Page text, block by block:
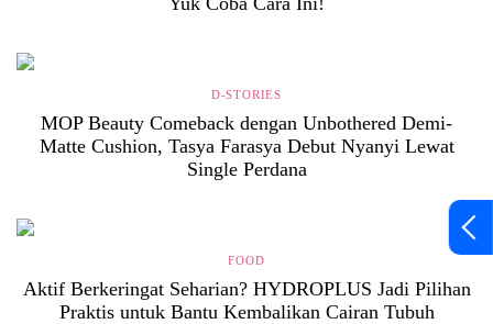
D-STORIES
MOP Beauty Comeback dengan Unbothered Demi-
Matte Cushion, Tasya Farasya Debut Nyanyi Lewat
Single Perdana
FOOD
Aktif Berkeringat Seharian? HYDROPLUS Jadi Pilihan
Praktis untuk Bantu Kembalikan Cairan Tubuh